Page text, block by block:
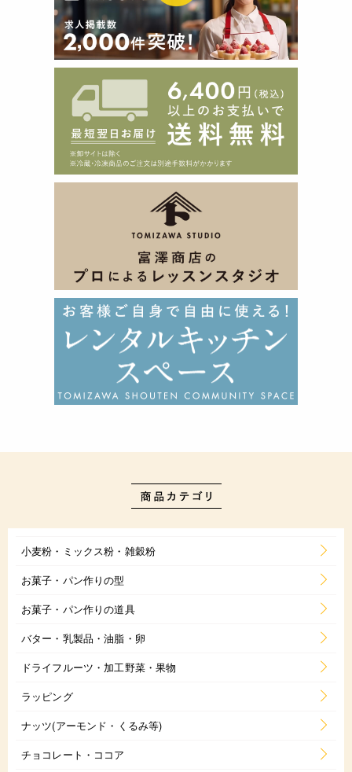
小麦粉・ミックス粉・雑穀粉
お菓子・パン作りの型
お菓子・パン作りの道具
バター・乳製品・油脂・卵
ドライフルーツ・加工野菜・果物
ラッピング
ナッツ(アーモンド・くるみ等)
チョコレート・ココア